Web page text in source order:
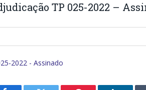
TP 025-2022 –
2022 - Assinado